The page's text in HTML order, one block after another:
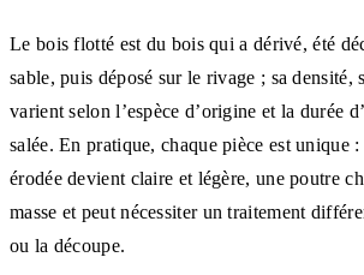
Le bois flotté est du bois qui a dérivé, été
sable, puis déposé sur le rivage ; sa densité,
varient selon l’espèce d’origine et la durée
salée. En pratique, chaque pièce est unique
érodée devient claire et légère, une poutre
masse et peut nécessiter un traitement
ou la découpe.